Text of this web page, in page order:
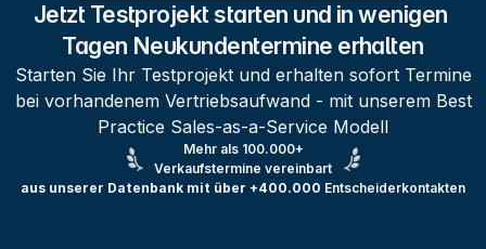
Jetzt Testprojekt starten und in wenigen
Tagen Neukundentermine erhalten
Starten Sie Ihr Testprojekt und erhalten sofort Termine
bei vorhandenem Vertriebsaufwand - mit unserem Best
Practice Sales-as-a-Service Modell
Mehr als 100.000+
Verkaufstermine vereinbart
aus unserer Datenbank mit über +400.000 Entscheiderkontakten